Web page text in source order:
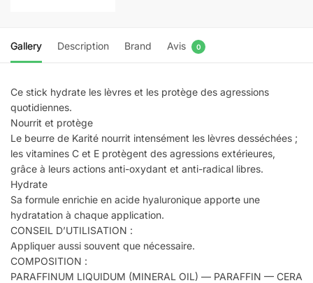
Gallery Description Brand Avis 0
Ce stick hydrate les lèvres et les protège des agressions
quotidiennes.
Nourrit et protège
Le beurre de Karité nourrit intensément les lèvres desséchées ;
les vitamines C et E protègent des agressions extérieures,
grâce à leurs actions anti-oxydant et anti-radical libres.
Hydrate
Sa formule enrichie en acide hyaluronique apporte une
hydratation à chaque application.
CONSEIL D’UTILISATION :
Appliquer aussi souvent que nécessaire.
COMPOSITION :
PARAFFINUM LIQUIDUM (MINERAL OIL) — PARAFFIN — CERA